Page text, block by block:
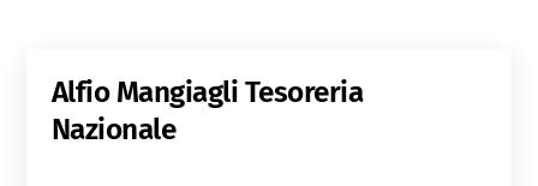
Alfio Mangiagli Tesoreria
Nazionale